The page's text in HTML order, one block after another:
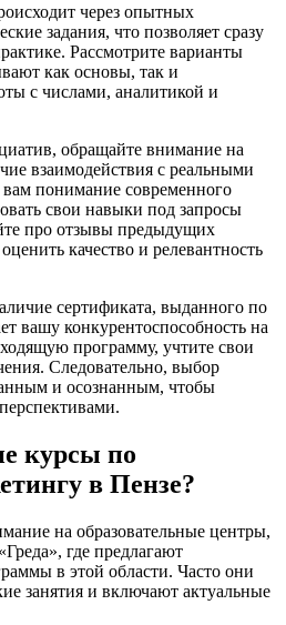
через опытных
задания, что позволяет сразу
Рассмотрите варианты
как основы, так и
с числами, аналитикой и
обращайте внимание на
взаимодействия с реальными
понимание современного
свои навыки под запросы
про отзывы предыдущих
качество и релевантность
сертификата, выданного по
вашу конкурентоспособность на
программу, учтите свои
Следовательно, выбор
и осознанным, чтобы
курсы по
в Пензе?
на образовательные центры,
где предлагают
в этой области. Часто они
занятия и включают актуальные